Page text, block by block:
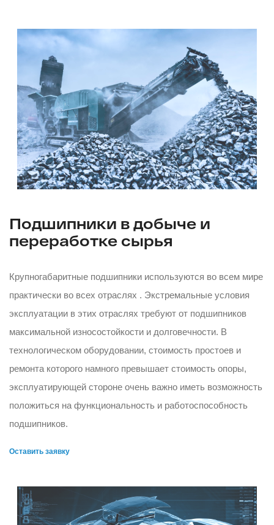
Подшипники в добыче и
переработке сырья
Крупногабаритные подшипники используются во всем мире
практически во всех отраслях . Экстремальные условия
эксплуатации в этих отраслях требуют от подшипников
максимальной износостойкости и долговечности. В
технологическом оборудовании, стоимость простоев и
ремонта которого намного превышает стоимость опоры,
эксплуатирующей стороне очень важно иметь возможность
положиться на функциональность и работоспособность
подшипников.
Оставить заявку